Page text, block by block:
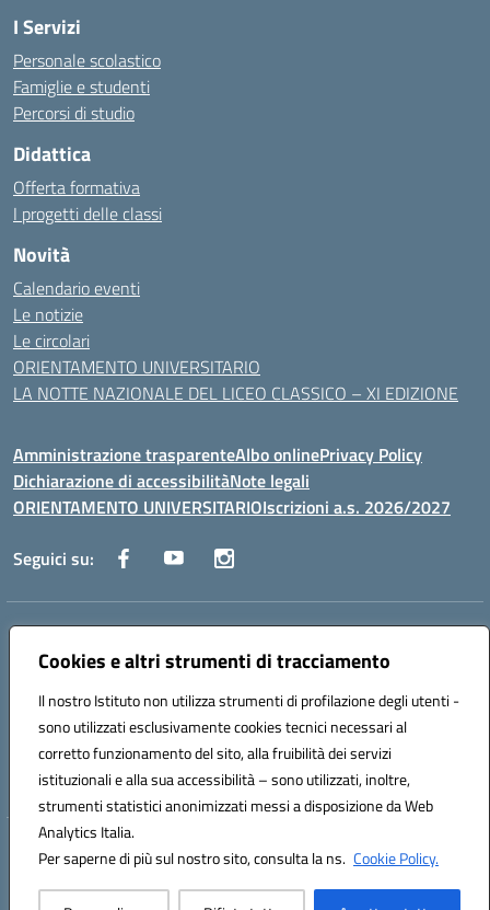
Cookies e altri strumenti di tracciamento
Il nostro Istituto non utilizza strumenti di profilazione degli utenti -
sono utilizzati esclusivamente cookies tecnici necessari al
corretto funzionamento del sito, alla fruibilità dei servizi
istituzionali e alla sua accessibilità – sono utilizzati, inoltre,
strumenti statistici anonimizzati messi a disposizione da Web
Analytics Italia.
Per saperne di più sul nostro sito, consulta la ns. Cookie Policy.
I Servizi
Personale scolastico
Famiglie e studenti
Percorsi di studio
Didattica
Offerta formativa
I progetti delle classi
Novità
Calendario eventi
Le notizie
Le circolari
ORIENTAMENTO UNIVERSITARIO
LA NOTTE NAZIONALE DEL LICEO CLASSICO – XI EDIZIONE
Amministrazione trasparenteAlbo onlinePrivacy Policy
Dichiarazione di accessibilitàNote legali
ORIENTAMENTO UNIVERSITARIOIscrizioni a.s. 2026/2027
Seguici su:
Indirizzo:
Centralino:0882 331218 Email:fgps210002@istruzione.it
Codice fiscale: 93071630714
Codice meccanografico:
FGPS210002
Codice unico di fatturazione (CUF): UF7W9K
Hosting & Powered by 3D Solution S.r.l.
Concept & Design by Designers Italia